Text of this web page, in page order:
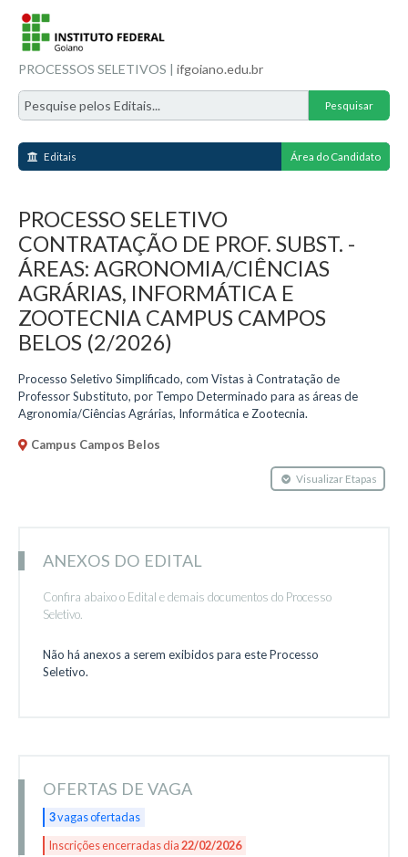
PROCESSOS SELETIVOS | ifgoiano.edu.br
Editais Área do Candidato
PROCESSO SELETIVO
CONTRATAÇÃO DE PROF. SUBST. -
ÁREAS: AGRONOMIA/CIÊNCIAS
AGRÁRIAS, INFORMÁTICA E
ZOOTECNIA CAMPUS CAMPOS
BELOS (2/2026)
Processo Seletivo Simplificado, com Vistas à Contratação de
Professor Substituto, por Tempo Determinado para as áreas de
Agronomia/Ciências Agrárias, Informática e Zootecnia.
Campus Campos Belos
Visualizar Etapas
ANEXOS DO EDITAL
Confira abaixo o Edital e demais documentos do Processo
Seletivo.
Não há anexos a serem exibidos para este Processo
Seletivo.
OFERTAS DE VAGA
3vagas ofertadas
Inscrições encerradas dia22/02/2026